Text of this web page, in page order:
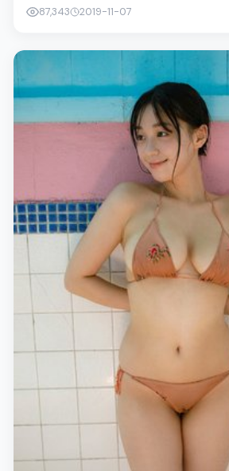
87,343 2019-11-07